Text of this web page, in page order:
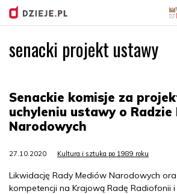
Przejdź
do
senacki projekt ustawy
Senackie komisje za
uchyleniu ustawy o Radzie
Narodowych
27.10.2020 Kultura i sztuka po 1989 roku
Likwidację Rady Mediów Narodowych
kompetencji na Krajową Radę Radiofonii i